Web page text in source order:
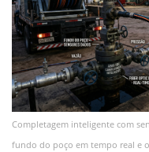
Completagem inteligente com
fundo do poço em tempo real e